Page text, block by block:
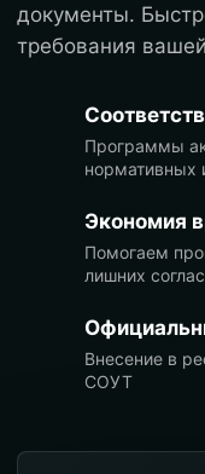
документы.
требования
Программы
нормативных
Экономия
Помогаем
лишних
Внесение в
СОУТ